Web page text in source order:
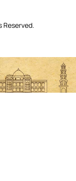
Reserved.